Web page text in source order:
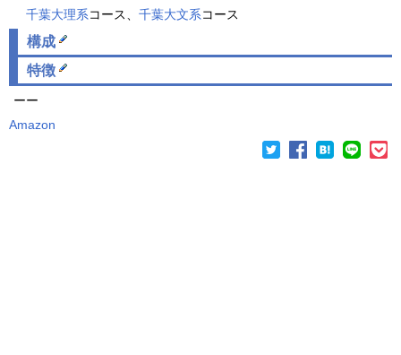
千葉大理系コース、 千葉大文系コース
構成
特徴
ーー
Amazon